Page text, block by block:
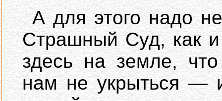
А для этого надо
Страшный Суд, как
здесь на земле,
нам не укрыться —